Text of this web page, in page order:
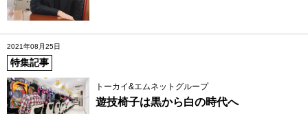
2021年08月25日
特集記事
トーカイ&エムネットグループ
遊技椅子は黒から白の時代へ